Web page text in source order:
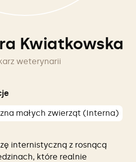
Kwiatkowska
weterynarii
małych zwierząt (Interna)
internistyczną z rosnącą
które realnie